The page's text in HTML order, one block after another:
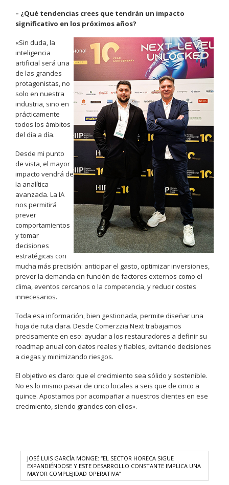
– ¿Qué tendencias crees que tendrán un impacto
significativo en los próximos años?
«Sin duda, la
inteligencia
artificial será una
de las grandes
protagonistas, no
solo en nuestra
industria, sino en
prácticamente
todos los ámbitos
del día a día.
Desde mi punto
de vista, el mayor
impacto vendrá de
la analítica
avanzada. La IA
nos permitirá
prever
comportamientos
y tomar
decisiones
estratégicas con
mucha más precisión: anticipar el gasto, optimizar inversiones,
prever la demanda en función de factores externos como el
clima, eventos cercanos o la competencia, y reducir costes
innecesarios.
Toda esa información, bien gestionada, permite diseñar una
hoja de ruta clara. Desde Comerzzia Next trabajamos
precisamente en eso: ayudar a los restauradores a definir su
roadmap anual con datos reales y fiables, evitando decisiones
a ciegas y minimizando riesgos.
El objetivo es claro: que el crecimiento sea sólido y sostenible.
No es lo mismo pasar de cinco locales a seis que de cinco a
quince. Apostamos por acompañar a nuestros clientes en ese
crecimiento, siendo grandes con ellos».
JOSÉ LUIS GARCÍA MONGE: “EL SECTOR HORECA SIGUE
EXPANDIÉNDOSE Y ESTE DESARROLLO CONSTANTE IMPLICA UNA
MAYOR COMPLEJIDAD OPERATIVA”